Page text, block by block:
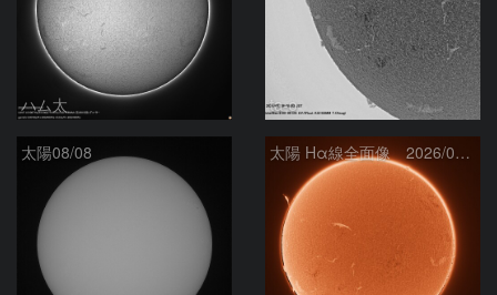
ハム太 ta-o
太陽08/08 太陽 Hα線全面像 2026/08/08